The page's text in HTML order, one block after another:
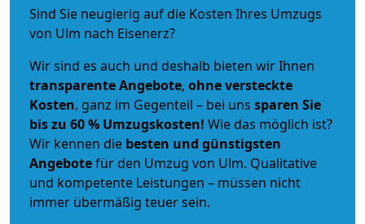
Sind Sie neugierig auf die Kosten Ihres Umzugs
von Ulm nach Eisenerz?
Wir sind es auch und deshalb bieten wir Ihnen
transparente Angebote, ohne versteckte
Kosten, ganz im Gegenteil – bei uns sparen Sie
bis zu 60 % Umzugskosten! Wie das möglich ist?
Wir kennen die besten und günstigsten
Angebotefür den Umzug von Ulm. Qualitative
und kompetente Leistungen – müssen nicht
immer übermäßig teuer sein.